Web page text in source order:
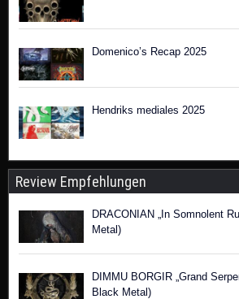
Domenico’s Recap 2025
Hendriks mediales 2025
Review Empfehlungen
DRACONIAN „In Somnolent
Metal)
DIMMU BORGIR „Grand
Black Metal)